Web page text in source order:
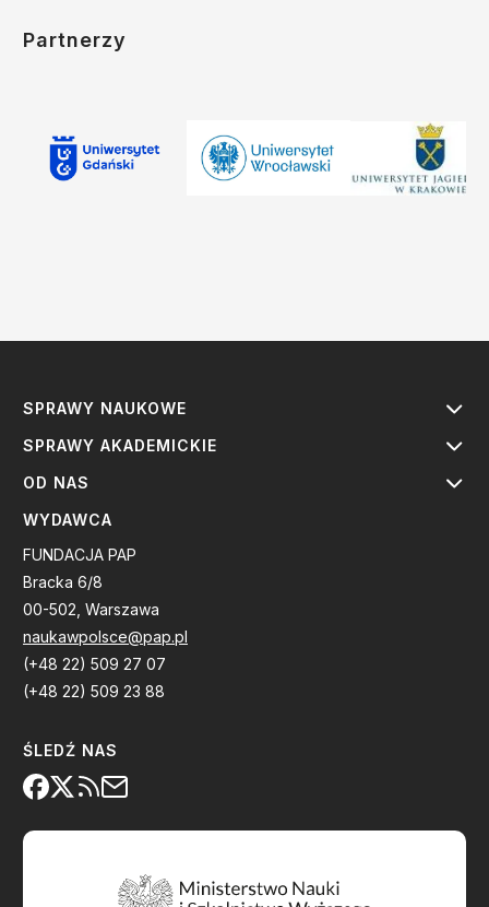
Partnerzy
SPRAWY NAUKOWE
SPRAWY AKADEMICKIE
OD NAS
WYDAWCA
FUNDACJA PAP
Bracka 6/8
00-502, Warszawa
naukawpolsce@pap.pl
(+48 22) 509 27 07
(+48 22) 509 23 88
ŚLEDŹ NAS